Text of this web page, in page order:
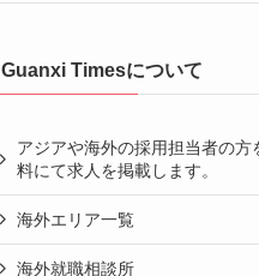
Guanxi Timesについて
アジアや海外の採用担当者の方
料にて求人を掲載します。
海外エリア一覧
海外就職相談所